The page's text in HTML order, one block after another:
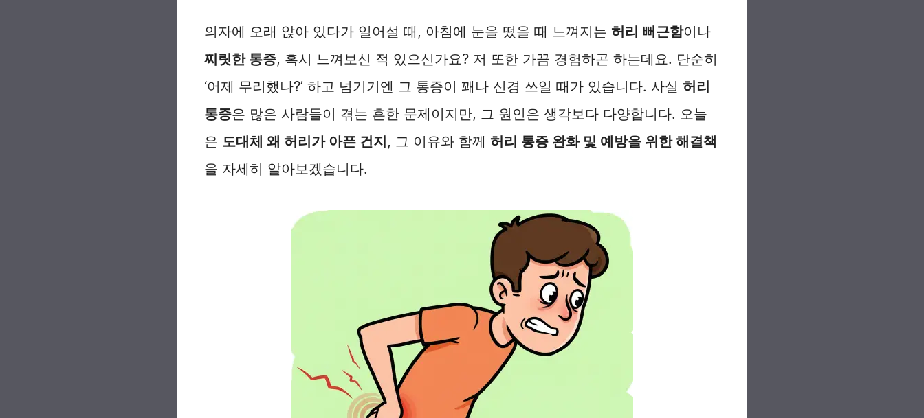
의자에 오래 앉아 있다가 일어설 때, 아침에 눈을 떴을 때 느껴지는 허리 뻐근함이나
찌릿한 통증, 혹시 느껴보신 적 있으신가요? 저 또한 가끔 경험하곤 하는데요. 단순히
‘어제 무리했나?’ 하고 넘기기엔 그 통증이 꽤나 신경 쓰일 때가 있습니다. 사실 허리
통증은 많은 사람들이 겪는 흔한 문제이지만, 그 원인은 생각보다 다양합니다. 오늘
은 도대체 왜 허리가 아픈 건지, 그 이유와 함께 허리 통증 완화 및 예방을 위한 해결책
을 자세히 알아보겠습니다.